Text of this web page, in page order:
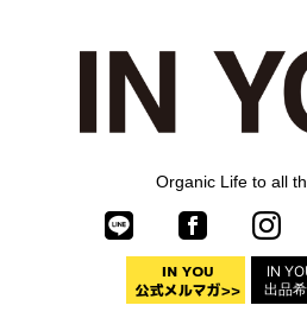
Organic Life to all
IN
出品